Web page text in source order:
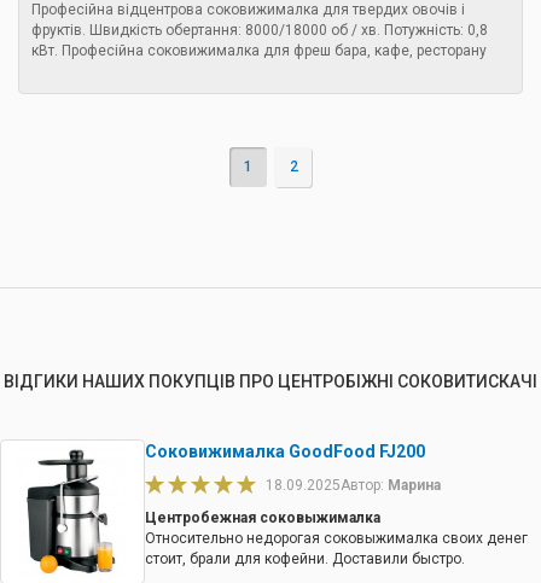
Професійна відцентрова соковижималка для твердих овочів і
фруктів. Швидкість обертання: 8000/18000 об / хв. Потужність: 0,8
кВт. Професійна соковижималка для фреш бара, кафе, ресторану
1 2
ВІДГИКИ НАШИХ ПОКУПЦІВ ПРО ЦЕНТРОБІЖНІ СОКОВИТИСКАЧІ
Соковижималка GoodFood FJ200
18.09.2025Автор: Марина
Центробежная соковыжималка
Относительно недорогая соковыжималка своих денег
стоит, брали для кофейни. Доставили быстро.